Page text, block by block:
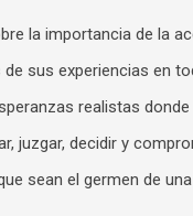
la importancia de la
sus experiencias en
realistas
juzgar, decidir y
sean el germen de